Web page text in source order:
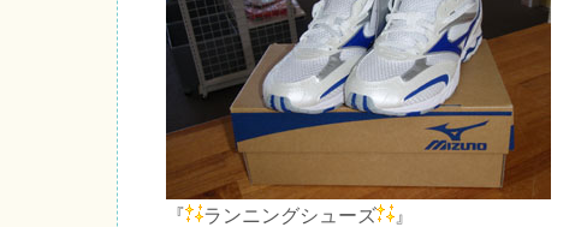
『 ランニングシューズ 』